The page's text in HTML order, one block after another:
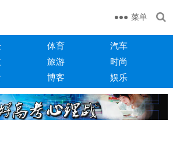
菜单
体育
汽车
旅游
时尚
博客 娱乐